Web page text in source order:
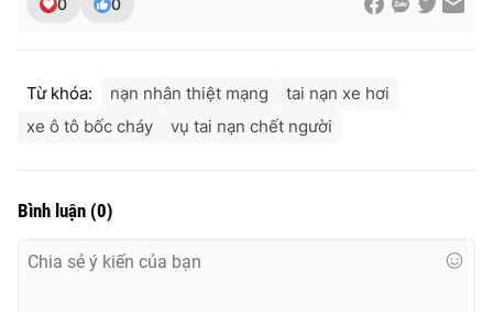
Từ khóa: nạn nhân thiệt mạng
tai nạn xe hơi
xe ô tô bốc cháy
vụ tai nạn chết người
Bình luận (0)